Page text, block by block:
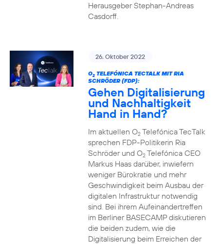
Herausgeber Stephan-Andreas
Casdorff.
26. Oktober 2022
O2TELEFÓNICA TECTALK MIT RIA
SCHRÖDER (FDP):
Gehen Digitalisierung
und Nachhaltigkeit
Hand in Hand?
Im aktuellen O2Telefónica TecTalk
sprechen FDP-Politikerin Ria
Schröder und O2Telefónica CEO
Markus Haas darüber, inwiefern
weniger Bürokratie und mehr
Geschwindigkeit beim Ausbau der
digitalen Infrastruktur notwendig
sind. Bei ihrem Aufeinandertreffen
im Berliner BASECAMP diskutieren
die beiden zudem, wie die
Digitalisierung beim Erreichen der